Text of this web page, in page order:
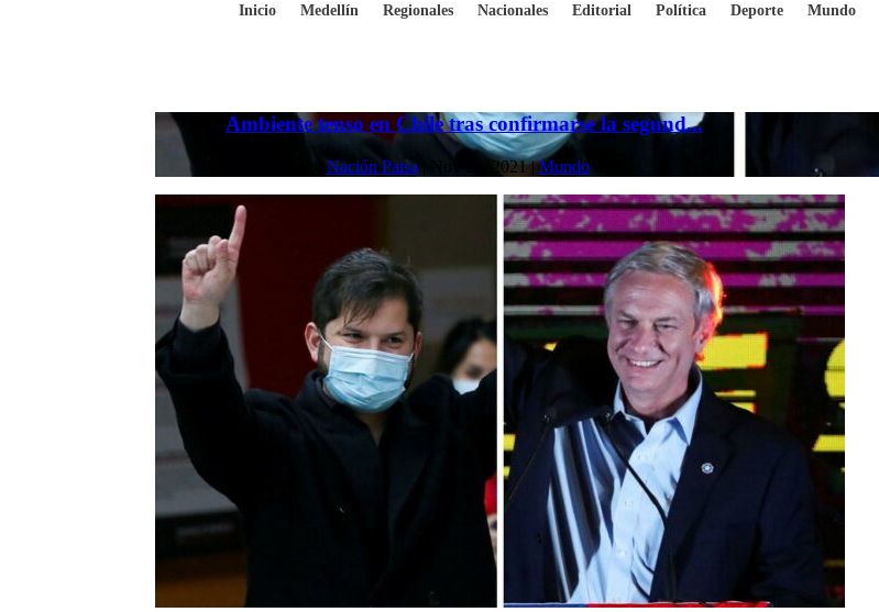
Inicio Medellín Regionales Nacionales Editorial Política Deporte Mundo
Ambiente tenso en Chile tras confirmarse la segund...
Nación Paisa Nov 23, 2021|Mundo